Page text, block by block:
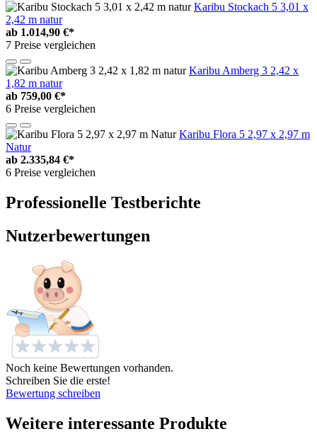
Karibu Stockach 5 3,01 x
2,42 m natur
ab 1.014,90 €*
7 Preise vergleichen
Karibu Amberg 3 2,42 x
1,82 m natur
ab 759,00 €*
6 Preise vergleichen
Karibu Flora 5 2,97 x 2,97 m
Natur
ab 2.335,84 €*
6 Preise vergleichen
Professionelle Testberichte
Nutzerbewertungen
Noch keine Bewertungen vorhanden.
Schreiben Sie die erste!
Bewertung schreiben
Weitere interessante Produkte